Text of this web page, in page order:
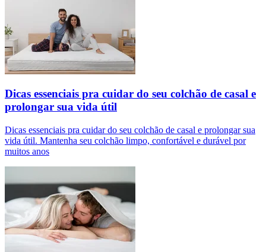
Dicas essenciais pra cuidar do seu colchão de casal e
prolongar sua vida útil
Dicas essenciais pra cuidar do seu colchão de casal e prolongar sua
vida útil. Mantenha seu colchão limpo, confortável e durável por
muitos anos